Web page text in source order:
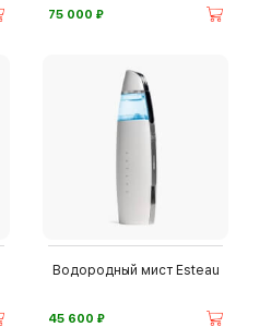
75 000 ⃏
Водородный мист Esteau
45 600 ⃏